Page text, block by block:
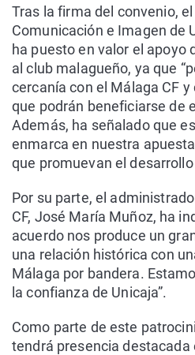
Tras la firma del convenio,
Comunicación e Imagen de
ha puesto en valor el apoyo
al club malagueño, ya que
cercanía con el Málaga CF
que podrán beneficiarse de
Además, ha señalado que
enmarca en nuestra
que promuevan el
Por su parte, el
CF, José María Muñoz, ha
acuerdo nos produce un
una relación histórica con
Málaga por bandera.
la confianza de Unicaja”.
Como parte de este
tendrá presencia destacada